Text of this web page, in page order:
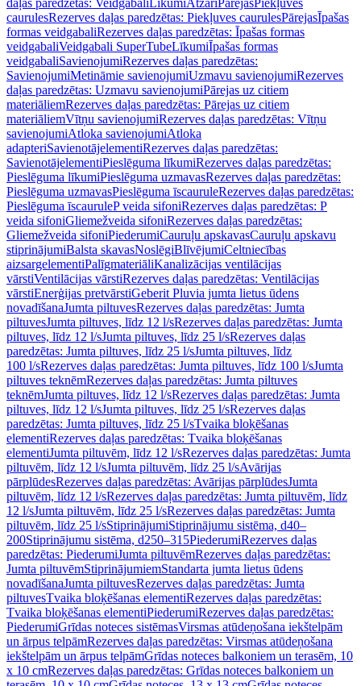
daļas paredzētas: Veidgabali LīkumiAtzari PārejasPiekļuves
caurulesRezerves daļas paredzētas: Piekļuves caurulesPārejasĪpašas
formas veidgabaliRezerves daļas paredzētas: Īpašas formas
veidgabaliVeidgabali SuperTubeLīkumiĪpašas formas
veidgabaliSavienojumiRezerves daļas paredzētas:
SavienojumiMetināmie savienojumiUzmavu savienojumiRezerves
daļas paredzētas: Uzmavu savienojumiPārejas uz citiem
materiāliemRezerves daļas paredzētas: Pārejas uz citiem
materiāliemVītņu savienojumiRezerves daļas paredzētas: Vītņu
savienojumiAtloka savienojumiAtloka
adapteriSavienotājelementiRezerves daļas paredzētas:
SavienotājelementiPieslēguma līkumiRezerves daļas paredzētas:
Pieslēguma līkumiPieslēguma uzmavasRezerves daļas paredzētas:
Pieslēguma uzmavasPieslēguma īscauruleRezerves daļas paredzētas:
Pieslēguma īscauruleP veida sifoniRezerves daļas paredzētas: P
veida sifoniGliemežveida sifoniRezerves daļas paredzētas:
Gliemežveida sifoniPiederumiCauruļu apskavasCauruļu apskavu
stiprinājumiBalsta skavasNoslēgiBlīvējumiCeltniecības
aizsargelementiPalīgmateriāliKanalizācijas ventilācijas
vārstiVentilācijas vārstiRezerves daļas paredzētas: Ventilācijas
vārstiEnerģijas pretvārstiGeberit Pluvia jumta lietus ūdens
novadīšanaJumta piltuvesRezerves daļas paredzētas: Jumta
piltuvesJumta piltuves, līdz 12 l/sRezerves daļas paredzētas: Jumta
piltuves, līdz 12 l/sJumta piltuves, līdz 25 l/sRezerves daļas
paredzētas: Jumta piltuves, līdz 25 l/sJumta piltuves, līdz
100 l/sRezerves daļas paredzētas: Jumta piltuves, līdz 100 l/sJumta
piltuves teknēmRezerves daļas paredzētas: Jumta piltuves
teknēmJumta piltuves, līdz 12 l/sRezerves daļas paredzētas: Jumta
piltuves, līdz 12 l/sJumta piltuves, līdz 25 l/sRezerves daļas
paredzētas: Jumta piltuves, līdz 25 l/sTvaika bloķēšanas
elementiRezerves daļas paredzētas: Tvaika bloķēšanas
elementiJumta piltuvēm, līdz 12 l/sRezerves daļas paredzētas: Jumta
piltuvēm, līdz 12 l/sJumta piltuvēm, līdz 25 l/sAvārijas
pārplūdesRezerves daļas paredzētas: Avārijas pārplūdesJumta
piltuvēm, līdz 12 l/sRezerves daļas paredzētas: Jumta piltuvēm, līdz
12 l/sJumta piltuvēm, līdz 25 l/sRezerves daļas paredzētas: Jumta
piltuvēm, līdz 25 l/sStiprinājumiStiprinājumu sistēma, d40–
200Stiprinājumu sistēma, d250–315PiederumiRezerves daļas
paredzētas: PiederumiJumta piltuvēmRezerves daļas paredzētas:
Jumta piltuvēmStiprinājumiemStandarta jumta lietus ūdens
novadīšanaJumta piltuvesRezerves daļas paredzētas: Jumta
piltuvesTvaika bloķēšanas elementiRezerves daļas paredzētas:
Tvaika bloķēšanas elementiPiederumiRezerves daļas paredzētas:
PiederumiGrīdas noteces sistēmasVirsmas atūdeņošana iekštelpām
un ārpus telpāmRezerves daļas paredzētas: Virsmas atūdeņošana
iekštelpām un ārpus telpāmGrīdas noteces balkoniem un terasēm, 10
x 10 cmRezerves daļas paredzētas: Grīdas noteces balkoniem un